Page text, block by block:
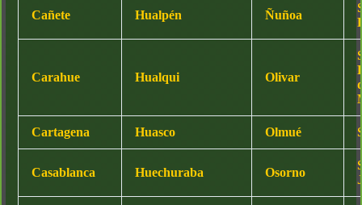
Cañete Hualpén Ñuñoa
Carahue Hualqui Olivar
Cartagena Huasco Olmué
Casablanca Huechuraba Osorno